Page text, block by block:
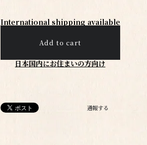
International shipping available
Add to cart
日本国内にお住まいの方向け
通報する